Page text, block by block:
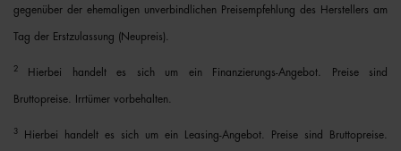
gegenüber der ehemaligen unverbindlichen Preisempfehlung des Herstellers am
Tag der Erstzulassung (Neupreis).
2 Hierbei handelt es sich um ein Finanzierungs-Angebot. Preise sind
Bruttopreise. Irrtümer vorbehalten.
3 Hierbei handelt es sich um ein Leasing-Angebot. Preise sind Bruttopreise.